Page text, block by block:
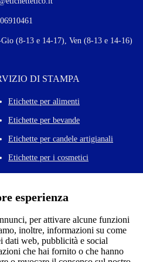
esperienza
per attivare alcune funzioni
inoltre, informazioni su come
dati web, pubblicità e social
che hai fornito o che hanno
(8-13 e 14-17), Ven (8-13 e 14-16)
DI STAMPA
Etichette per alimenti
Etichette per bevande
Etichette per candele artigianali
Etichette per i cosmetici